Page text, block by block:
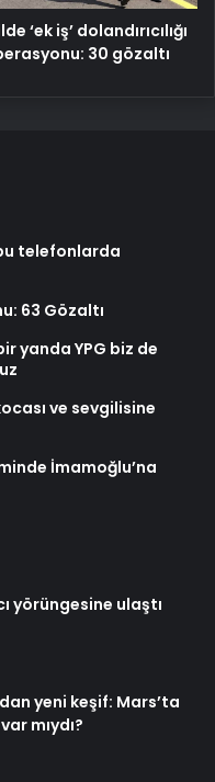
‘ek iş’ dolandırıcılığı
30 gözaltı
telefonlarda
63 Gözaltı
yanda YPG biz de
ve sevgilisine
İmamoğlu’na
yörüngesine ulaştı
yeni keşif: Mars’ta
mıydı?